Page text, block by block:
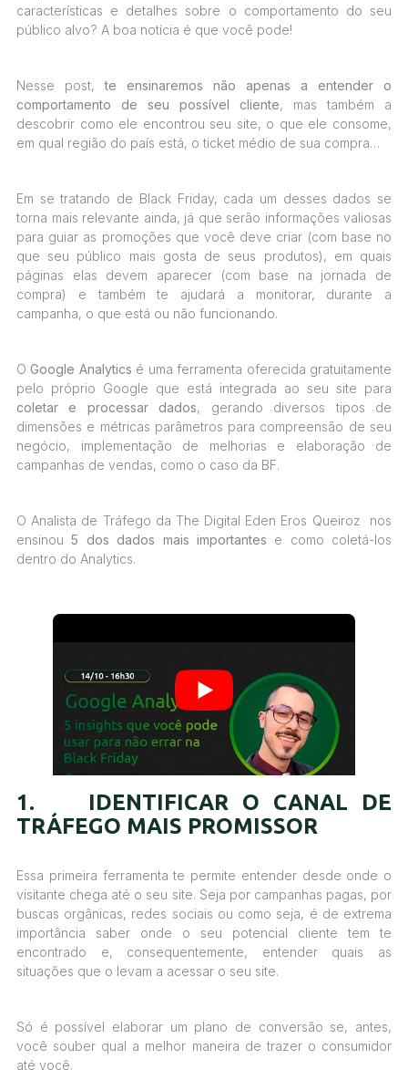
características e detalhes sobre o comportamento do seu
público alvo? A boa notícia é que você pode!
Nesse post,te ensinaremos não apenas a entender o
comportamento de seu possível cliente, mas também a
descobrir como ele encontrou seu site, o que ele consome,
em qual região do país está, o ticket médio de sua compra…
Em se tratando de Black Friday, cada um desses dados se
torna mais relevante ainda, já que serão informações valiosas
para guiar as promoções que você deve criar (com base no
que seu público mais gosta de seus produtos), em quais
páginas elas devem aparecer (com base na jornada de
compra) e também te ajudará a monitorar, durante a
campanha, o que está ou não funcionando.
OGoogle Analytics é uma ferramenta oferecida gratuitamente
pelo próprio Google que está integrada ao seu site para
coletar e processar dados, gerando diversos tipos de
dimensões e métricas parâmetros para compreensão de seu
negócio, implementação de melhorias e elaboração de
campanhas de vendas, como o caso da BF.
O Analista de Tráfego da The Digital Eden Eros Queiroz nos
ensinou5 dos dados mais importantes e como coletá-los
dentro do Analytics.
1. IDENTIFICAR O CANAL DE
TRÁFEGO MAIS PROMISSOR
Essa primeira ferramenta te permite entender desde onde o
visitante chega até o seu site. Seja por campanhas pagas, por
buscas orgânicas, redes sociais ou como seja, é de extrema
importância saber onde o seu potencial cliente tem te
encontrado e, consequentemente, entender quais as
situações que o levam a acessar o seu site.
Só é possível elaborar um plano de conversão se, antes,
você souber qual a melhor maneira de trazer o consumidor
até você.